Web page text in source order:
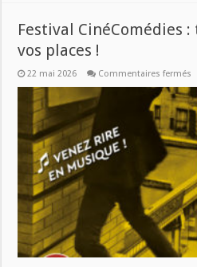
Festival CinéComédies
vos places !
22 mai 2026 Commentaires fermés
: